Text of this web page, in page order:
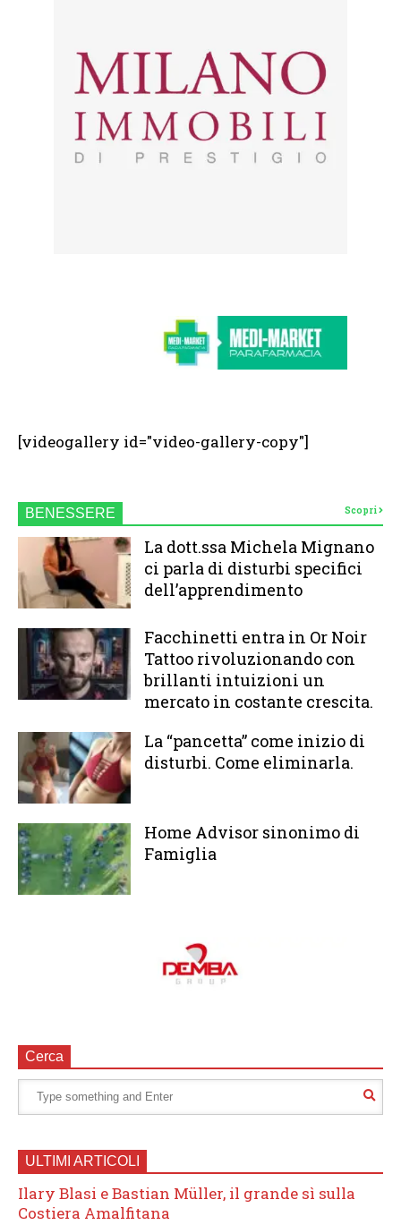
[videogallery id="video-gallery-copy"]
BENESSERE Scopri
La dott.ssa Michela Mignano
ci parla di disturbi specifici
dell’apprendimento
Facchinetti entra in Or Noir
Tattoo rivoluzionando con
brillanti intuizioni un
mercato in costante crescita.
La “pancetta” come inizio di
disturbi. Come eliminarla.
Home Advisor sinonimo di
Famiglia
Cerca
ULTIMI ARTICOLI
Ilary Blasi e Bastian Müller, il grande sì sulla
Costiera Amalfitana